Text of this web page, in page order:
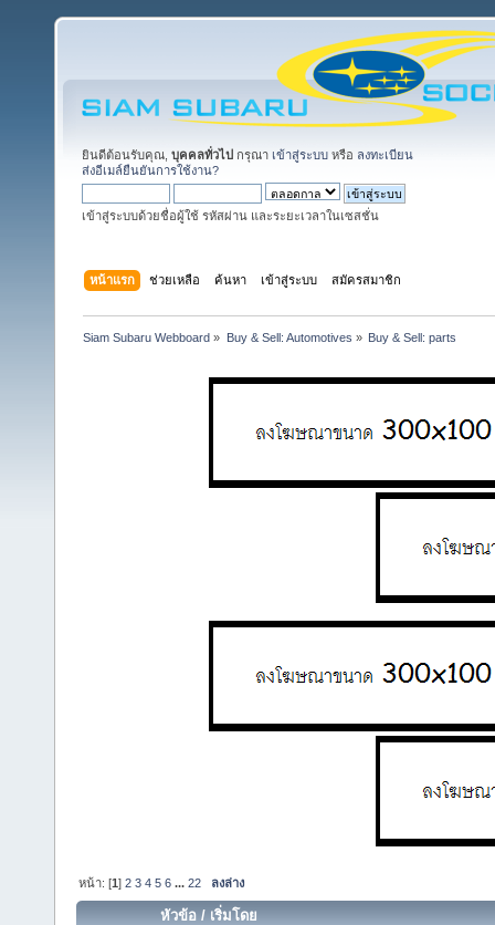
ยินดีต้อนรับคุณ, บุคคลทั่วไป กรุณา เข้าสู่ระบบ หรือ ลงทะเบียน
ส่งอีเมล์ยืนยันการใช้งาน?
เข้าสู่ระบบด้วยชื่อผู้ใช้ รหัสผ่าน และระยะเวลาในเซสชั่น
หน้าแรก ช่วยเหลือ ค้นหา เข้าสู่ระบบ สมัครสมาชิก
Siam Subaru Webboard » Buy & Sell: Automotives » Buy & Sell: parts
หน้า: [1]2 3 4 5 6 ...22 ลงล่าง
หัวข้อ / เริ่มโดย